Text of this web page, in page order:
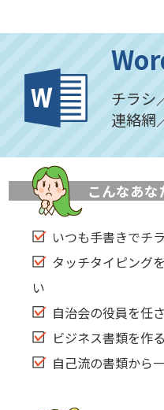
チラシ
連絡網
こんなあな
いつも手書きでチ
タッチタイピング
い
自治会の役員を任
ビジネス書類を作
自己流の書類から